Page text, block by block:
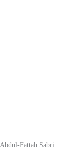
Abdul-Fattah Sabri